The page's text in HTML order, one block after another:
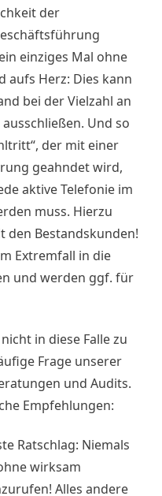
der
einziges Mal ohne
aufs Herz: Dies kann
bei der Vielzahl an
Und so
der mit einer
geahndet wird,
aktive Telefonie im
muss. Hierzu
den Bestandskunden!
Extremfall in die
und werden ggf. für
in diese Falle zu
Frage unserer
und Audits.
Empfehlungen:
Ratschlag: Niemals
wirksam
Alles andere